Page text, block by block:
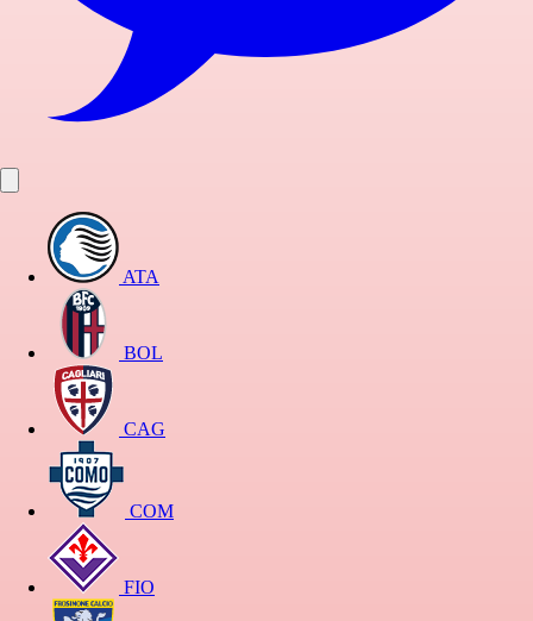
ATA
BOL
CAG
COM
FIO